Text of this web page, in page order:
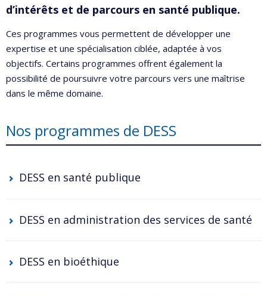
d’intérêts et de parcours en santé publique.
Ces programmes vous permettent de développer une
expertise et une spécialisation ciblée, adaptée à vos
objectifs. Certains programmes offrent également la
possibilité de poursuivre votre parcours vers une maîtrise
dans le même domaine.
Nos programmes de DESS
DESS en santé publique
DESS en administration des services de santé
DESS en bioéthique